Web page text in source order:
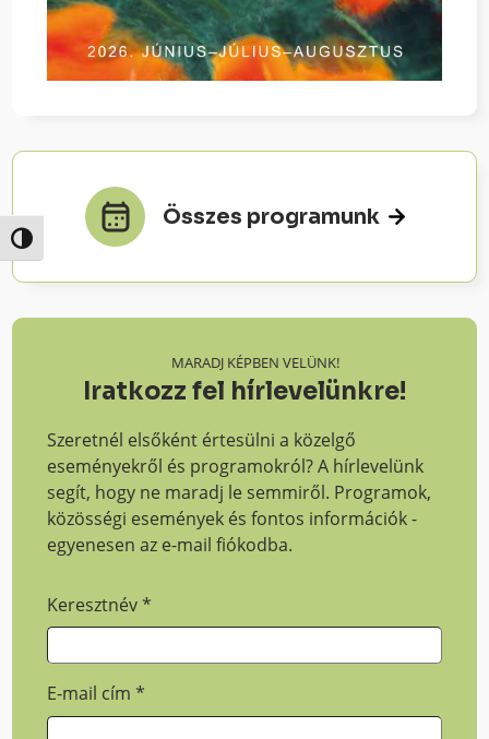
Nagy kontraszt váltása
Összes programunk
MARADJ KÉPBEN VELÜNK!
Iratkozz fel hírlevelünkre!
Szeretnél elsőként értesülni a közelgő
eseményekről és programokról? A hírlevelünk
segít, hogy ne maradj le semmiről. Programok,
közösségi események és fontos információk -
egyenesen az e-mail fiókodba.
Keresztnév*
E-mail cím*